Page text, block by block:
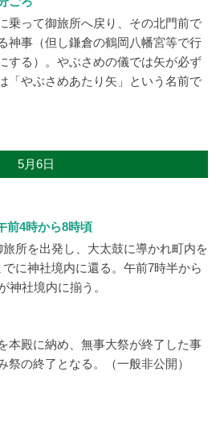
乗って御旅所へ戻り、その北門前で
神事（但し鎌倉の鶴岡八幡宮等で行
する）。やぶさめの儀では矢が必ず
「やぶさめあたり矢」という名前で
5月6日
前4時から8時頃
所を出発し、大太鼓に導かれ町内を
に神社境内に還る。午前7時半から
神社境内に揃う。
本殿に納め、無事大祭が終了した事
祭の終了となる。（一般非公開）